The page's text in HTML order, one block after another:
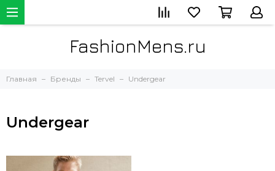
FashionMens.ru
Главная Бренды Tervel Undergear
Undergear